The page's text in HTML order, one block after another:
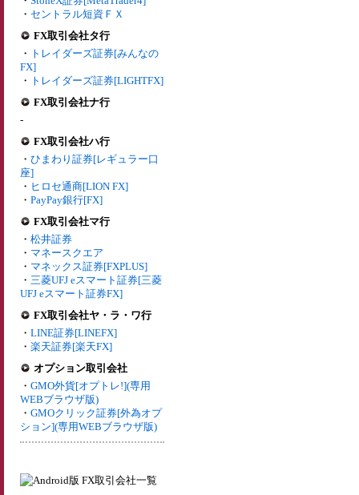
・ セントラル短資ＦＸ
FX取引会社タ行
・ トレイダーズ証券[みんなの
FX]
・ トレイダーズ証券[LIGHTFX]
FX取引会社ナ行
-
FX取引会社ハ行
・ ひまわり証券[レギュラー口
座]
・ ヒロセ通商[LION FX]
・ PayPay銀行[FX]
FX取引会社マ行
・ 松井証券
・ マネースクエア
・ マネックス証券[FXPLUS]
・ 三菱UFJ eスマート証券[三菱
UFJ eスマート証券FX]
FX取引会社ヤ・ラ・ワ行
・ LINE証券[LINEFX]
・ 楽天証券[楽天FX]
オプション取引会社
・ GMO外貨[オプトレ!](専用
WEBブラウザ版)
・ GMOクリック証券[外為オプ
ション](専用WEBブラウザ版)